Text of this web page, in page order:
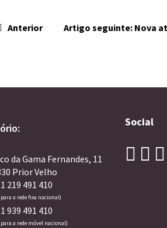
Anterior Artigo seguinte: Nova
da Gama Fernandes, 11
Prior Velho
219 491 410
a rede fixa nacional)
939 491 410
a rede móvel nacional)
Social